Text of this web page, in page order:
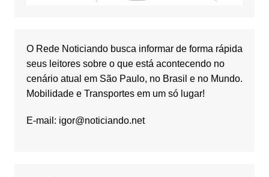
O Rede Noticiando busca informar de forma rápida
seus leitores sobre o que está acontecendo no
cenário atual em São Paulo, no Brasil e no Mundo.
Mobilidade e Transportes em um só lugar!
E-mail: igor@noticiando.net